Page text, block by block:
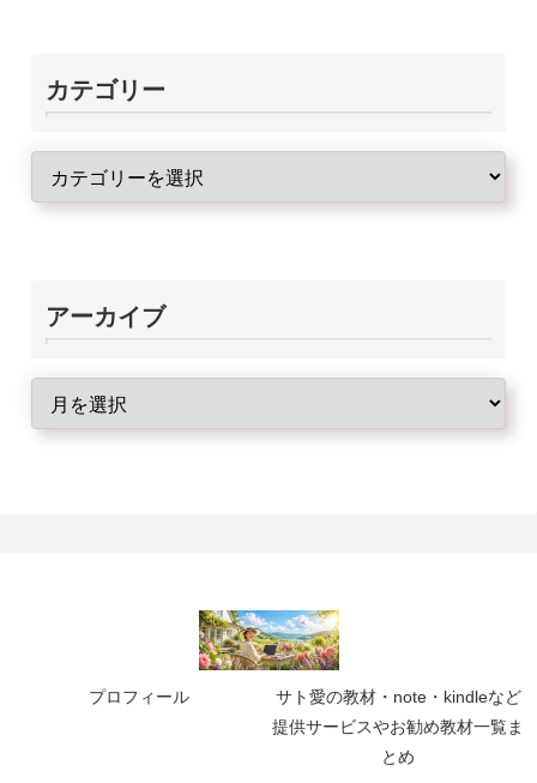
カテゴリー
アーカイブ
プロフィール
サト愛の教材・note・kindleなど
提供サービスやお勧め教材一覧ま
とめ